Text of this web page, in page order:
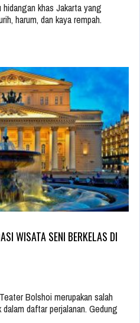
khas Jakarta yang
harum, dan kaya rempah.
WISATA SENI BERKELAS DI
Bolshoi merupakan salah
daftar perjalanan. Gedung